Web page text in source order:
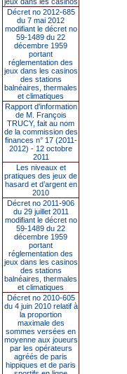
Décret no 2012-685
du 7 mai 2012
modifiant le décret no
59-1489 du 22
décembre 1959
portant
réglementation des
jeux dans les casinos
des stations
balnéaires, thermales
et climatiques
Rapport d'information
de M. François
TRUCY, fait au nom
de la commission des
finances n° 17 (2011-
2012) - 12 octobre
2011
Les niveaux et
pratiques des jeux de
hasard et d’argent en
2010
Décret no 2011-906
du 29 juillet 2011
modifiant le décret no
59-1489 du 22
décembre 1959
portant
réglementation des
jeux dans les casinos
des stations
balnéaires, thermales
et climatiques
Décret no 2010-605
du 4 juin 2010 relatif à
la proportion
maximale des
sommes versées en
moyenne aux joueurs
par les opérateurs
agréés de paris
hippiques et de paris